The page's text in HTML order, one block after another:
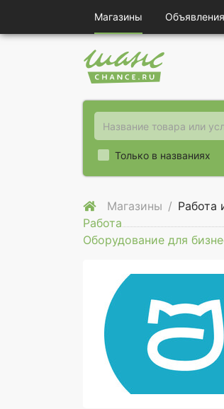
Магазины Объявления
Только в названиях
Магазины
Работа
Работа
Оборудование для